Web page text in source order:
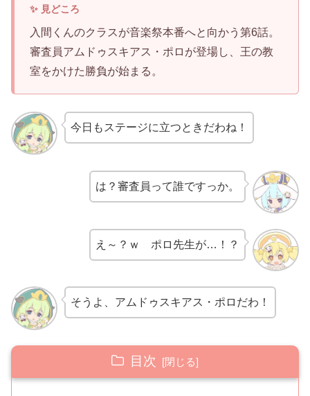
入間くんのクラスが音楽祭本番へと向かう第6話。
審査員アムドゥスキアス・ポロが登場し、王の教
室をかけた勝負が始まる。
今日もステージに立つときだわね！
は？審査員って誰ですっか。
え～？ｗ ポロ先生が…！？
そうよ、アムドゥスキアス・ポロだわ！
目次